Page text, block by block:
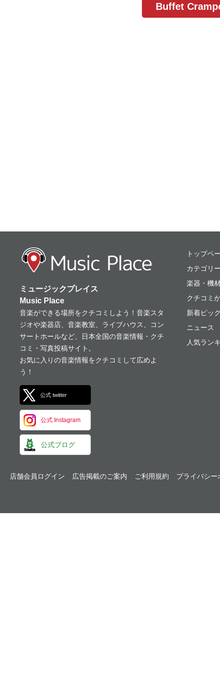
Buffet
ミュージックプレ
ミュージックプレイス
Music Place
音楽ができる場所をクチコミしよう！音楽スタ
ジオや楽器店、音楽教室、ライブハウス、コン
サートホールなど、日本全国の音楽情報・クチ
コミ・写真投稿サイト。
お気に入りの音楽情報をクチコミして広めよ
う！
公式 twitter
公式 Instagram
公式ブログ
トップペ
カテゴリ
楽器・機
クチコミ
新着ピッ
ニュース
人気ラン
店舗会員ログイン 広告掲載のご案内 ご利用規約 プライバシー